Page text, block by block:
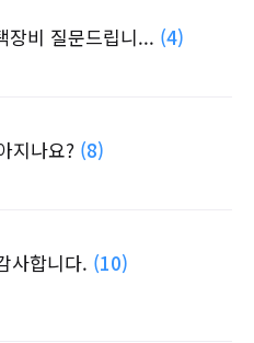
장비 질문드립니... (4)
지나요? (8)
사합니다. (10)